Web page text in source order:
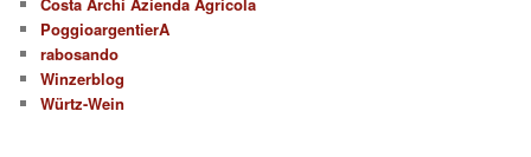
Costa Archi Azienda Agricola
PoggioargentierA
rabosando
Winzerblog
Würtz-Wein